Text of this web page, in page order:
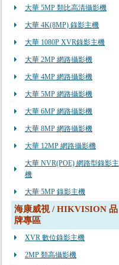
大華 5MP 類比高清攝影機
大華 4K(8MP) 錄影主機
大華 1080P XVR錄影主機
大華 2MP 網路攝影機
大華 4MP 網路攝影機
大華 5MP 網路攝影機
大華 6MP 網路攝影機
大華 8MP 網路攝影機
大華 12MP 網路攝影機
大華 NVR(POE) 網路型錄影主
機
大華 5MP 錄影主機
海康威視 / HIKVISION 品
牌專區
XVR 數位錄影主機
2MP 類高攝影機